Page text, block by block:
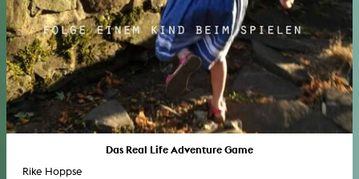
Das Real Life Adventure Game
Rike Hoppse